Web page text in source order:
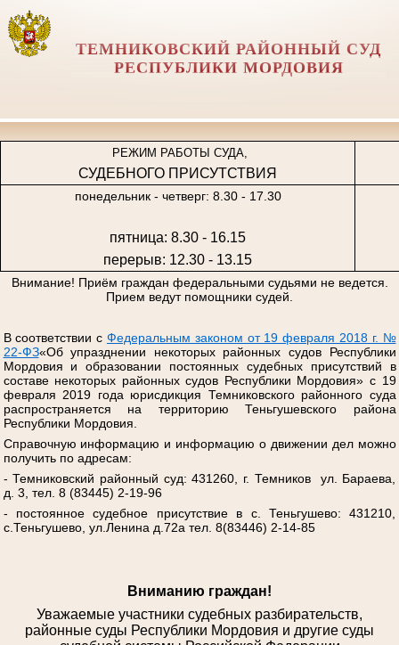
ТЕМНИКОВСКИЙ РАЙОННЫЙ СУД
РЕСПУБЛИКИ МОРДОВИЯ
РЕЖИМ РАБОТЫ СУДА,
СУДЕБНОГО ПРИСУТСТВИЯ
понедельник - четверг: 8.30 - 17.30
пятница: 8.30 - 16.15
перерыв: 12.30 - 13.15
Внимание! Приём граждан федеральными судьями не ведется.
Прием ведут помощники судей.
В соответствии с Федеральным законом от 19 февраля 2018 г. №
22-ФЗ«Об упразднении некоторых районных судов Республики
Мордовия и образовании постоянных судебных присутствий в
составе некоторых районных судов Республики Мордовия» с 19
февраля 2019 года юрисдикция Темниковского районного суда
распространяется на территорию Теньгушевского района
Республики Мордовия.
Справочную информацию и информацию о движении дел можно
получить по адресам:
- Темниковский районный суд: 431260, г. Темников ул. Бараева,
д. 3, тел. 8 (83445) 2-19-96
- постоянное судебное присутствие в с. Теньгушево: 431210,
с.Теньгушево, ул.Ленина д.72а тел. 8(83446) 2-14-85
Вниманию граждан!
Уважаемые участники судебных разбирательств,
районные суды Республики Мордовия и другие суды